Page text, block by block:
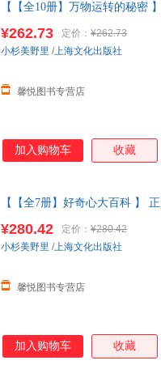
【【全10册】万物运转的秘密
当当客服
¥262.73 定价： ¥262.73
馨悦图书专营店
小杉美野里 /上海文化出版社
加入购物车 收藏
【【全7册】好奇心大百科 】
线当当客服
¥280.42 定价： ¥280.42
馨悦图书专营店
小杉美野里 /上海文化出版社
加入购物车 收藏